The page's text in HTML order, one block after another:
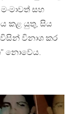
සහ
කළ යුතු, සිය
විනාශ කර
නොවේය.